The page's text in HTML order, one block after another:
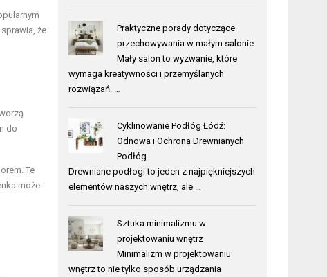
że
do
Te
może
Praktyczne porady dotyczące
przechowywania w małym salonie
Mały salon to wyzwanie, które
wymaga kreatywności i przemyślanych
rozwiązań. …
Cyklinowanie Podłóg Łódź:
Odnowa i Ochrona Drewnianych
Podłóg
Drewniane podłogi to jeden z najpiękniejszych
elementów naszych wnętrz, ale …
Sztuka minimalizmu w
projektowaniu wnętrz
Minimalizm w projektowaniu
wnętrz to nie tylko sposób urządzania